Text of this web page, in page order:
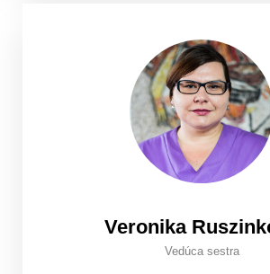
Veronika
Vedúca sestra